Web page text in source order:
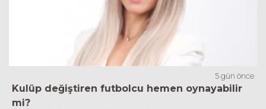
5 gün önce
Kulüp değiştiren futbolcu hemen oynayabilir
mi?